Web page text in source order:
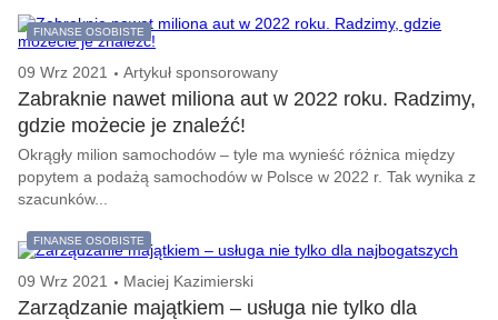
FINANSE OSOBISTE
09 Wrz 2021 Artykuł sponsorowany
Zabraknie nawet miliona aut w 2022 roku. Radzimy,
gdzie możecie je znaleźć!
Okrągły milion samochodów – tyle ma wynieść różnica między
popytem a podażą samochodów w Polsce w 2022 r. Tak wynika z
szacunków...
FINANSE OSOBISTE
09 Wrz 2021 Maciej Kazimierski
Zarządzanie majątkiem – usługa nie tylko dla